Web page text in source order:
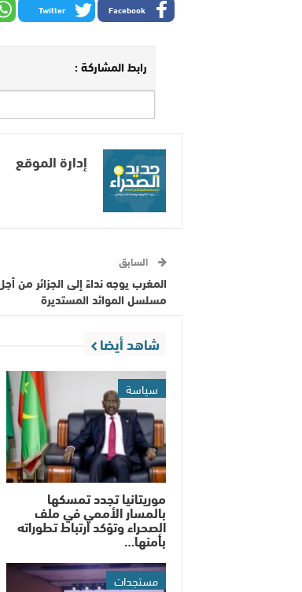
Facebook
Twitter
رابط المشاركة :
إدارة الموقع
السابق
المغرب يوجه نداءََ إلى الجزائر من
مسلسل الموائد المستديرة
شاهد أيضا
سياسة
موريتانيا تجدد تمسكها
بالمسار الأممي في ملف
الصحراء وتؤكد ارتباط تطوراته
بأمنها…
مستجدات